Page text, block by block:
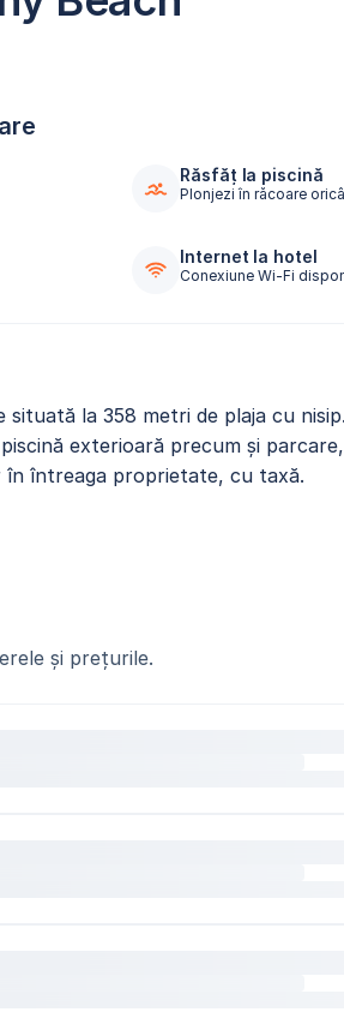
Răsfăț la piscină
Plonjezi în răcoare
Internet la hotel
Conexiune Wi-Fi
la 358 metri de plaja cu nisip.
exterioară precum și parcare,
întreaga proprietate, cu taxă.
și prețurile.